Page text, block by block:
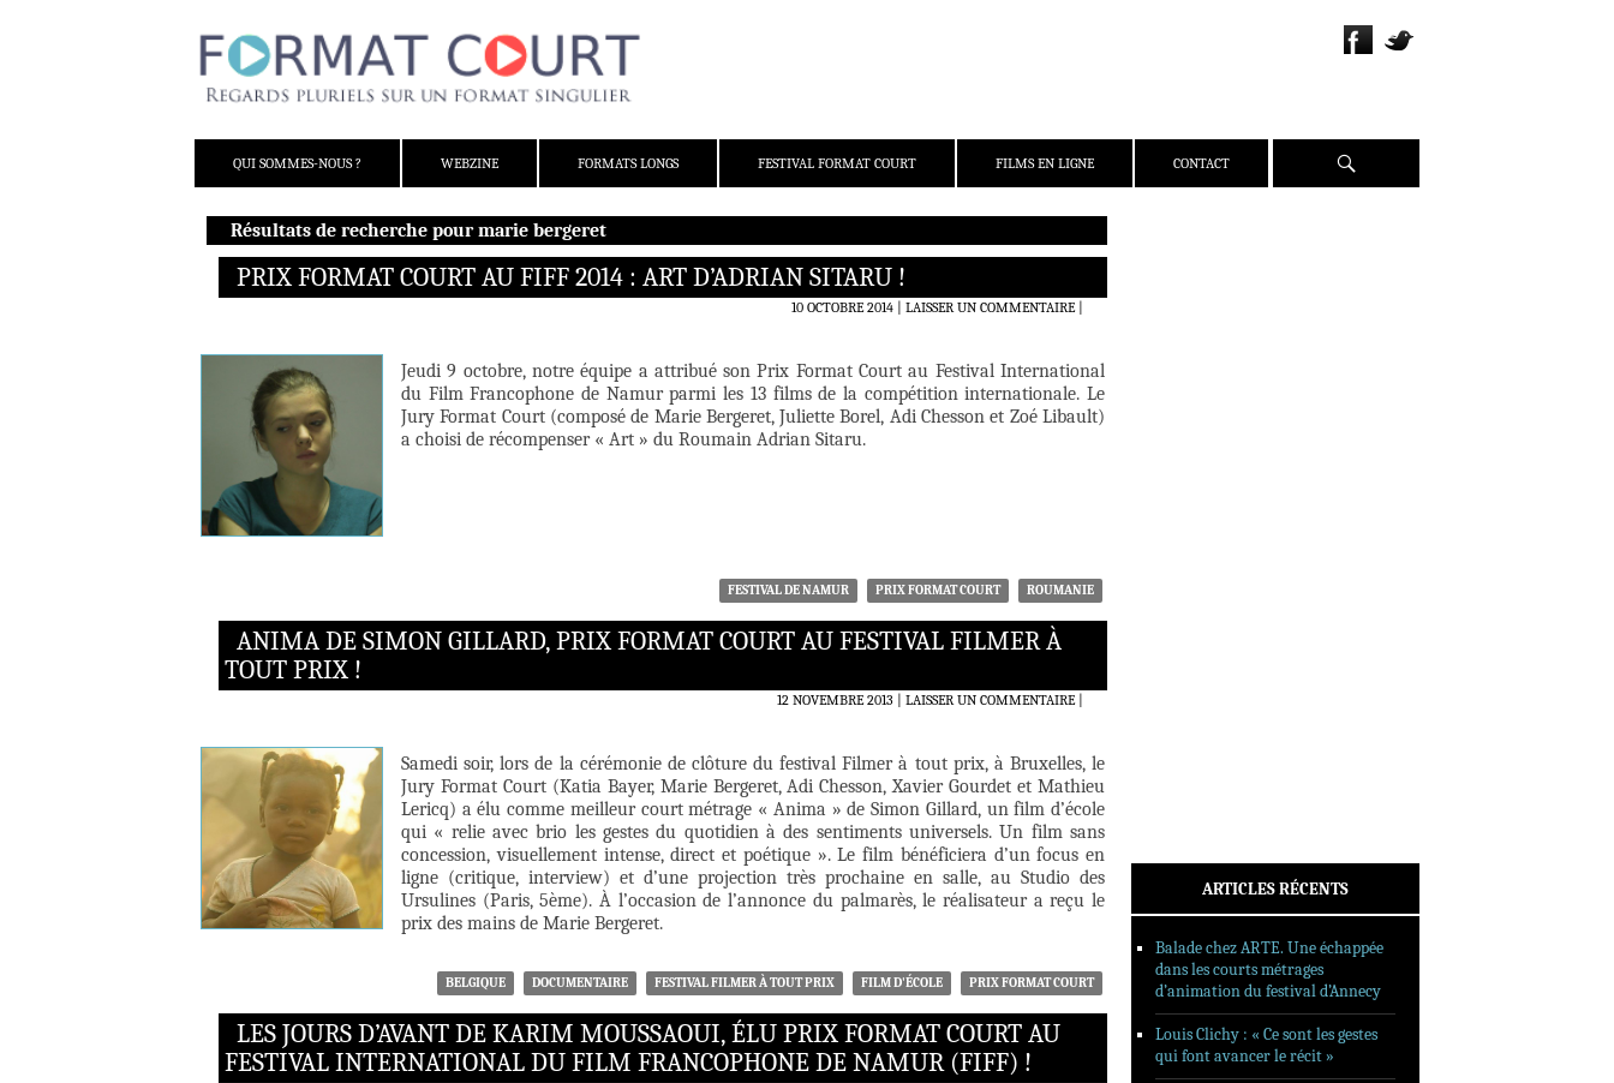
QUI SOMMES-NOUS ?
WEBZINE FORMATS LONGS FESTIVAL FORMAT COURT FILMS EN LIGNE CONTACT Recherche
Résultats de recherche pour marie bergeret
PRIX FORMAT COURT AU FIFF 2014 : ART D’ADRIAN SITARU !
10 OCTOBRE 2014 LAISSER UN COMMENTAIRE|
Jeudi 9 octobre, notre équipe a attribué son Prix Format Court au Festival International
du Film Francophone de Namur parmi les 13 films de la compétition internationale. Le
Jury Format Court (composé de Marie Bergeret, Juliette Borel, Adi Chesson et Zoé Libault)
a choisi de récompenser « Art » du Roumain Adrian Sitaru.
FESTIVAL DE NAMUR PRIX FORMAT COURT ROUMANIE
ANIMA DE SIMON GILLARD, PRIX FORMAT COURT AU FESTIVAL FILMER À
TOUT PRIX !
12 NOVEMBRE 2013 LAISSER UN COMMENTAIRE|
Samedi soir, lors de la cérémonie de clôture du festival Filmer à tout prix, à Bruxelles, le
Jury Format Court (Katia Bayer, Marie Bergeret, Adi Chesson, Xavier Gourdet et Mathieu
Lericq) a élu comme meilleur court métrage « Anima » de Simon Gillard, un film d’école
qui « relie avec brio les gestes du quotidien à des sentiments universels. Un film sans
concession, visuellement intense, direct et poétique ». Le film bénéficiera d’un focus en
ligne (critique, interview) et d’une projection très prochaine en salle, au Studio des
Ursulines (Paris, 5ème). À l’occasion de l’annonce du palmarès, le réalisateur a reçu le
prix des mains de Marie Bergeret.
BELGIQUE DOCUMENTAIRE FESTIVAL FILMER À TOUT PRIX FILM D'ÉCOLE PRIX FORMAT COURT
LES JOURS D’AVANT DE KARIM MOUSSAOUI, ÉLU PRIX FORMAT COURT AU
FESTIVAL INTERNATIONAL DU FILM FRANCOPHONE DE NAMUR (FIFF) !
ARTICLES RÉCENTS
Balade chez ARTE. Une échappée
dans les courts métrages
d’animation du festival d’Annecy
Louis Clichy : « Ce sont les gestes
qui font avancer le récit »